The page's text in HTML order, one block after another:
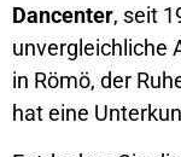
Dancenter, seit
unvergleichliche
in Römö, der
hat eine